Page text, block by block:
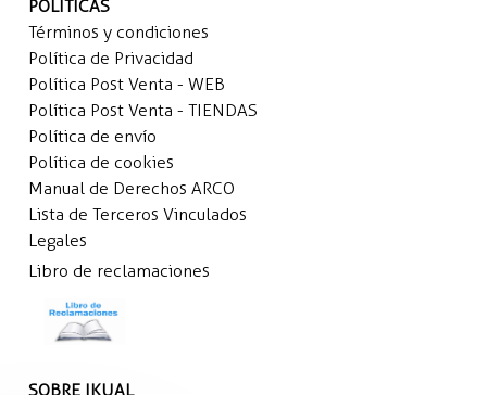
POLÍTICAS
Términos y condiciones
Política de Privacidad
Política Post Venta - WEB
Política Post Venta - TIENDAS
Política de envío
Política de cookies
Manual de Derechos ARCO
Lista de Terceros Vinculados
Legales
Libro de reclamaciones
SOBRE IKUAL